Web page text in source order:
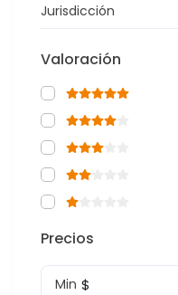
Jurisdicción
Valoración
Precios
Min $